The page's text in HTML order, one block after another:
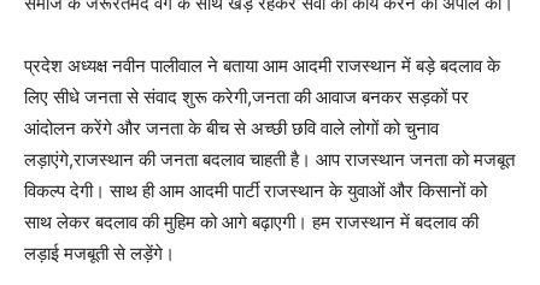
प्रदेश अध्यक्ष नवीन पालीवाल ने बताया आम आदमी राजस्थान में बड़े बदलाव के
लिए सीधे जनता से संवाद शुरू करेगी,जनता की आवाज बनकर सड़कों पर
आंदोलन करेंगे और जनता के बीच से अच्छी छवि वाले लोगों को चुनाव
लड़ाएंगे,राजस्थान की जनता बदलाव चाहती है। आप राजस्थान जनता को मजबूत
विकल्प देगी। साथ ही आम आदमी पार्टी राजस्थान के युवाओं और किसानों को
साथ लेकर बदलाव की मुहिम को आगे बढ़ाएगी। हम राजस्थान में बदलाव की
लड़ाई मजबूती से लड़ेंगे।